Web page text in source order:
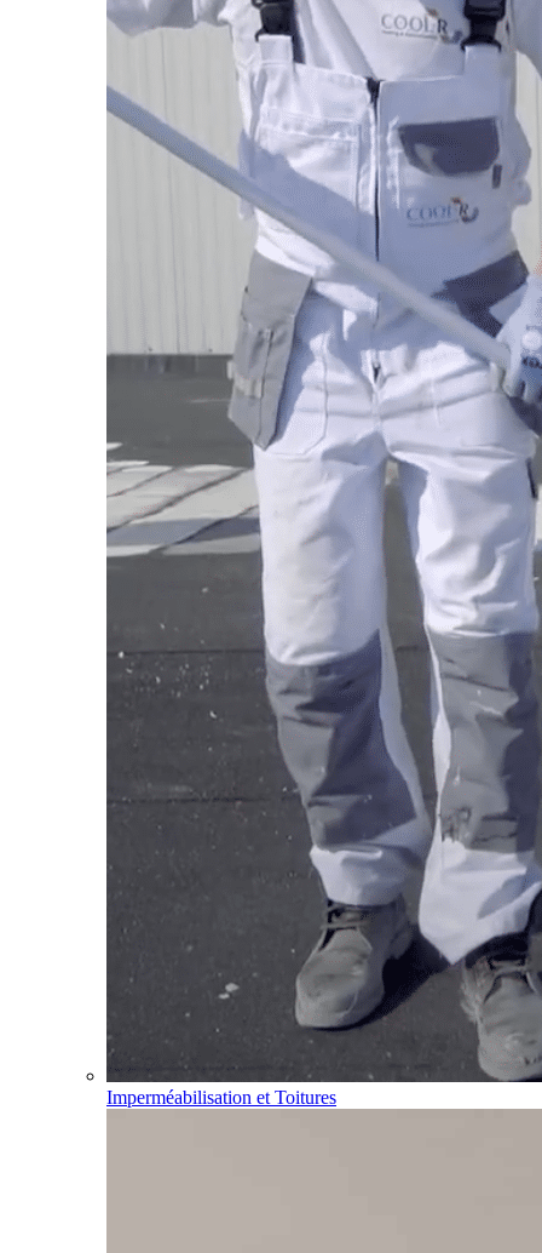
Imperméabilisation et Toitures